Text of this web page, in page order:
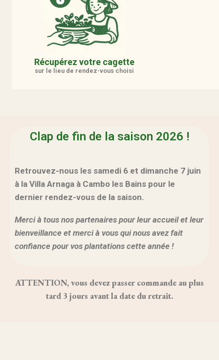
Récupérez votre cagette
sur le lieu de rendez-vous choisi
Clap de fin de la saison 2026 !
Retrouvez-nous les samedi 6 et dimanche 7 juin
à la Villa Arnaga à Cambo les Bains pour le
dernier rendez-vous de la saison.
Merci à tous nos partenaires pour leur accueil et leur
bienveillance et merci à vous qui nous avez fait
confiance pour vos plantations cette année !
ATTENTION, vous devez passer commande au plus
tard 3 jours avant la date du retrait.